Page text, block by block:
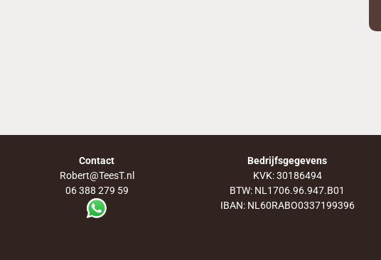
TOP DOCENTEN
Contact
Robert@TeesT.nl
06 388 279 59
Bedrijfsgegevens
KVK: 30186494
BTW: NL1706.96.947.B01
IBAN: NL60RABO0337199396